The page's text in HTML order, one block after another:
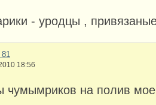
- уродцы ,
18:56
чумымриков на полив